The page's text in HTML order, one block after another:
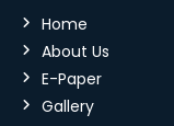
Home
About Us
E-Paper
Gallery